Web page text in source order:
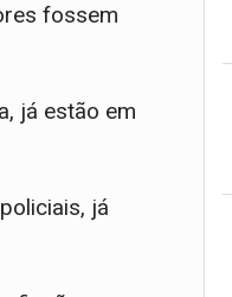
fossem
já estão em
já